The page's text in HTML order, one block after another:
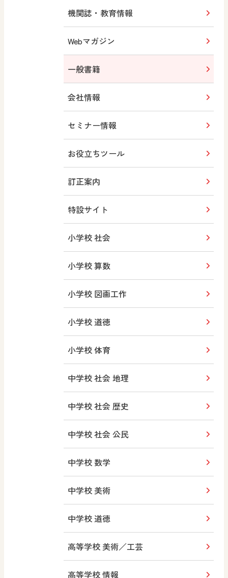
機関誌・教育情報
Webマガジン
一般書籍
会社情報
セミナー情報
お役立ちツール
訂正案内
特設サイト
小学校 社会
小学校 算数
小学校 図画工作
小学校 道徳
小学校 体育
中学校 社会 地理
中学校 社会 歴史
中学校 社会 公民
中学校 数学
中学校 美術
中学校 道徳
高等学校 美術／工芸
高等学校 情報